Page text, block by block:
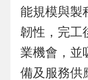
能規模與製
韌性，完工
業機會，並
備及服務供